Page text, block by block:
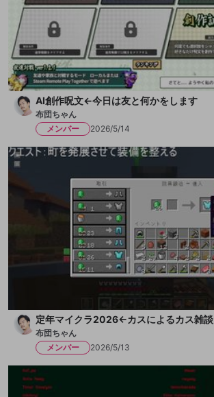
AI創作呪文←今日は友と何かをします
布団ちゃん
メンバー
2026/5/14
定年マイクラ2026←カスによるカス雑談
布団ちゃん
メンバー
2026/5/13